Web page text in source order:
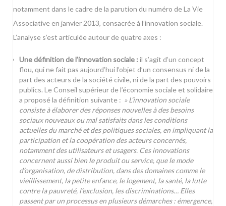
notamment dans le cadre de la parution du numéro de La Vie
Associative en janvier 2013, consacrée à l’innovation sociale.
L’analyse s’est articulée autour de quatre axes :
Une définition de l’innovation sociale : il s’agit d’un concept
flou, qui ne fait pas aujourd’hui l’objet d’un consensus ni de la
part des acteurs de la société civile, ni de la part des pouvoirs
publics. Le Conseil supérieur de l’économie sociale et solidaire
a proposé la définition suivante : » L’innovation sociale
consiste à élaborer des réponses nouvelles à des besoins
sociaux nouveaux ou mal satisfaits dans les conditions
actuelles du marché et des politiques sociales, en impliquant la
participation et la coopération des acteurs concernés,
notamment des utilisateurs et usagers. Ces innovations
concernent aussi bien le produit ou service, que le mode
d’organisation, de distribution, dans des domaines comme le
vieillissement, la petite enfance, le logement, la santé, la lutte
contre la pauvreté, l’exclusion, les discriminations… Elles
passent par un processus en plusieurs démarches : émergence,